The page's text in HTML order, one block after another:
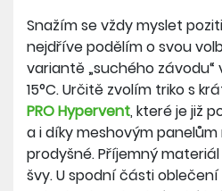
Snažím se vždy myslet
nejdříve podělím o svou
variantě „suchého
15°C. Určitě zvolím triko s
PRO Hypervent, které je již
a i díky meshovým
prodyšné. Příjemný
švy. U spodní části